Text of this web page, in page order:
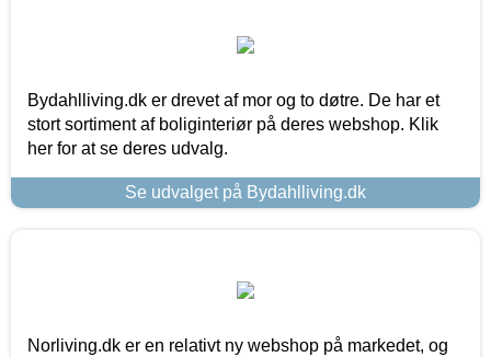
Bydahlliving.dk er drevet af mor og to døtre. De har et
stort sortiment af boliginteriør på deres webshop. Klik
her for at se deres udvalg.
Se udvalget på Bydahlliving.dk
Norliving.dk er en relativt ny webshop på markedet, og